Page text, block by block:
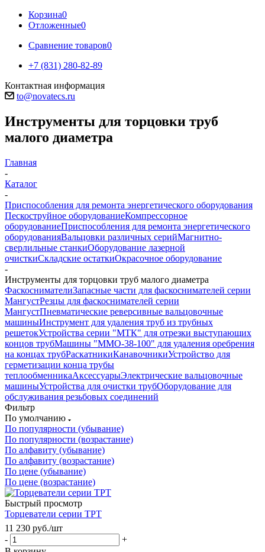
Корзина0
Отложенные0
Сравнение товаров0
+7 (831) 280-82-89
Контактная информация
to@novatecs.ru
Инструменты для торцовки труб
малого диаметра
Главная
-
Каталог
-
Приспособления для ремонта энергетического оборудования
Пескоструйное оборудованиеКомпрессорное
оборудованиеПриспособления для ремонта энергетического
оборудованияВальцовки различных серийМагнитно-
сверлильные станкиОборудование лазерной
очисткиСкладские остаткиОкрасочное оборудование
-
Инструменты для торцовки труб малого диаметра
ФаскоснимателиЗапасные части для фаскоснимателей серии
МангустРезцы для фаскоснимателей серии
МангустПневматические реверсивные вальцовочные
машиныИнструмент для удаления труб из трубных
решетокУстройства серии "МТК" для отрезки выступающих
концов трубМашины "ММО-38-100" для удаления оребрения
на концах трубРаскатникиКанавочникиУстройство для
герметизации конца трубы
теплообменникаАксессуарыЭлектрические вальцовочные
машиныУстройства для очистки трубОборудование для
обслуживания резьбовых соединений
Фильтр
По умолчанию
По популярности (убывание)
По популярности (возрастание)
По алфавиту (убывание)
По алфавиту (возрастание)
По цене (убывание)
По цене (возрастание)
Быстрый просмотр
Торцеватели серии ТРТ
11 230 руб./шт
-
+